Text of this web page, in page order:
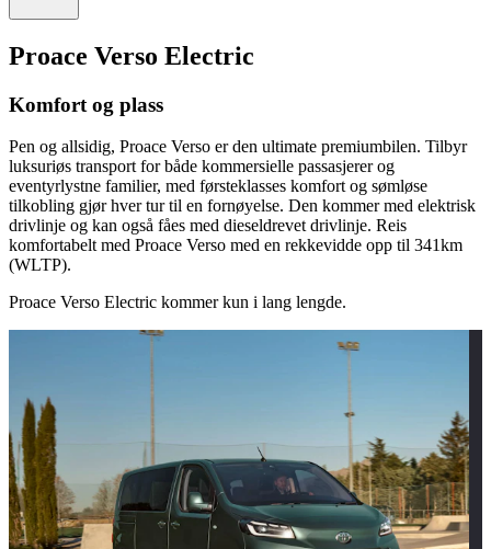
Proace Verso Electric
Komfort og plass
Pen og allsidig, Proace Verso er den ultimate premiumbilen. Tilbyr
luksuriøs transport for både kommersielle passasjerer og
eventyrlystne familier, med førsteklasses komfort og sømløse
tilkobling gjør hver tur til en fornøyelse. Den kommer med elektrisk
drivlinje og kan også fåes med dieseldrevet drivlinje. Reis
komfortabelt med Proace Verso med en rekkevidde opp til 341km
(WLTP).
Proace Verso Electric kommer kun i lang lengde.